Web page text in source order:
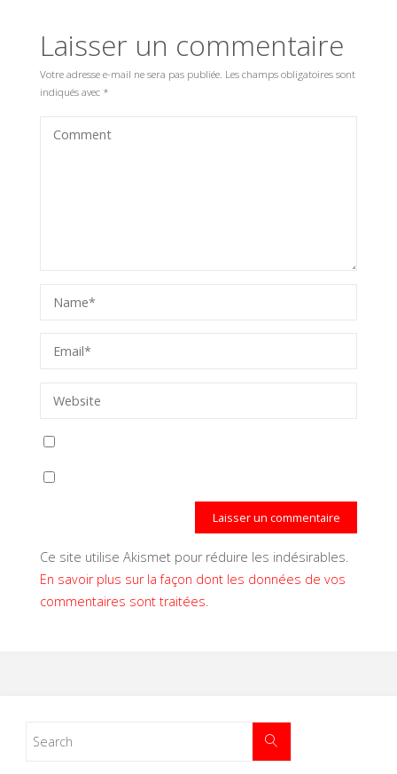
Laisser un commentaire
Votre adresse e-mail ne sera pas publiée. Les champs obligatoires sont
indiqués avec *
Ce site utilise Akismet pour réduire les indésirables.
En savoir plus sur la façon dont les données de vos
commentaires sont traitées.